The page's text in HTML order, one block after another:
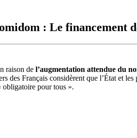
: Le financement
raison de l’augmentation attendue du
des Français considèrent que l’État et
obligatoire pour tous ».